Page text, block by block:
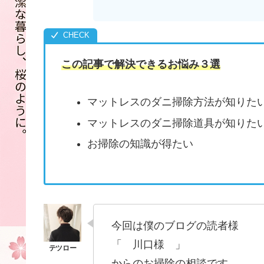
この記事で解決できるお悩み３選
マットレスのダニ掃除方法が知りた
マットレスのダニ掃除道具が知りた
お掃除の知識が得たい
今回は僕のブログの読者様
「 川口様 」